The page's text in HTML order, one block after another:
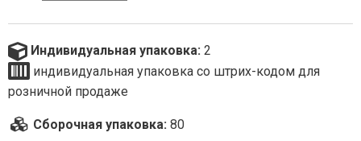
Индивидуальная упаковка: 2
индивидуальная упаковка со штрих-кодом для
розничной продаже
Сборочная упаковка: 80